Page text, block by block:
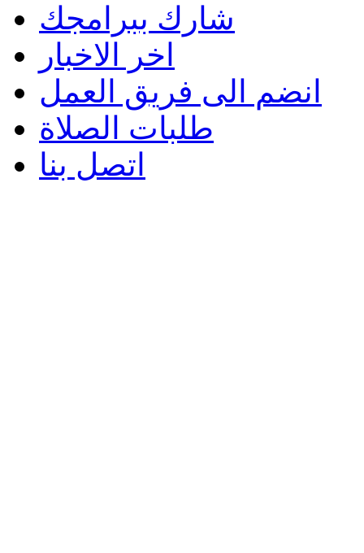
شارك ببرامجك
اخر الاخبار
انضم الى فريق العمل
طلبات الصلاة
اتصل بنا